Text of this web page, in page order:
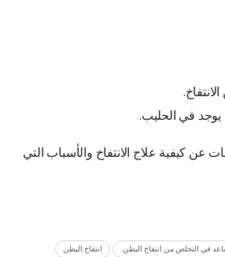
يوجد في الحليب.
كيفية علاج الانتفاخ والأسباب التي
في التخلص من انتفاخ البطن. انتفاخ البطن